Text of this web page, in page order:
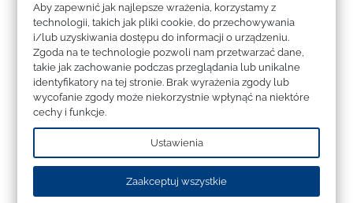
Ewolucje w porównaniu do
Pandemonium V1
Aby zapewnić jak najlepsze wrażenia, korzystamy z
technologii, takich jak pliki cookie, do przechowywania
i/lub uzyskiwania dostępu do informacji o urządzeniu.
Zgoda na te technologie pozwoli nam przetwarzać dane,
takie jak zachowanie podczas przeglądania lub unikalne
identyfikatory na tej stronie. Brak wyrażenia zgody lub
wycofanie zgody może niekorzystnie wpłynąć na niektóre
cechy i funkcje.
Ustawienia
Zaakceptuj wszystkie